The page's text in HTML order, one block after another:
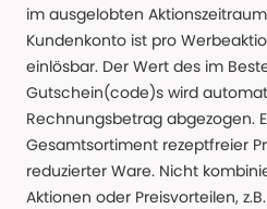
im ausgelobten
Kundenkonto ist pro
einlösbar. Der Wert des im
Gutschein(code)s wird
Rechnungsbetrag abgezogen.
Gesamtsortiment rezeptfreier
reduzierter Ware. Nicht
Aktionen oder Preisvorteilen,